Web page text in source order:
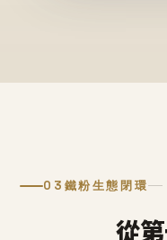
03 鐵粉生態閉環
從